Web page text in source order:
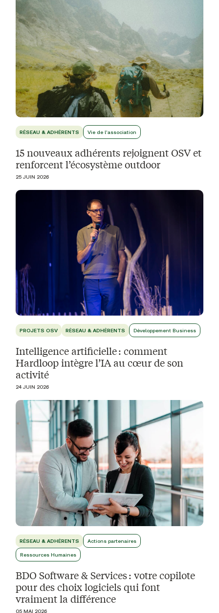
RÉSEAU & ADHÉRENTS Vie de l'association
15 nouveaux adhérents rejoignent OSV et
renforcent l’écosystème outdoor
25 JUIN 2026
PROJETS OSV RÉSEAU & ADHÉRENTS Développement Business
Intelligence artificielle : comment
Hardloop intègre l’IA au cœur de son
activité
24 JUIN 2026
RÉSEAU & ADHÉRENTS Actions partenaires
Ressources Humaines
BDO Software & Services : votre copilote
pour des choix logiciels qui font
vraiment la différence
05 MAI 2026